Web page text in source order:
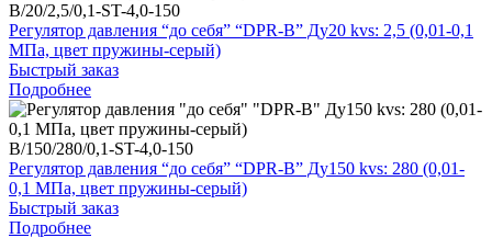
B/20/2,5/0,1-ST-4,0-150
Регулятор давления “до себя” “DPR-B” Ду20 kvs: 2,5 (0,01-0,1
МПа, цвет пружины-серый)
Быстрый заказ
Подробнее
B/150/280/0,1-ST-4,0-150
Регулятор давления “до себя” “DPR-B” Ду150 kvs: 280 (0,01-
0,1 МПа, цвет пружины-серый)
Быстрый заказ
Подробнее